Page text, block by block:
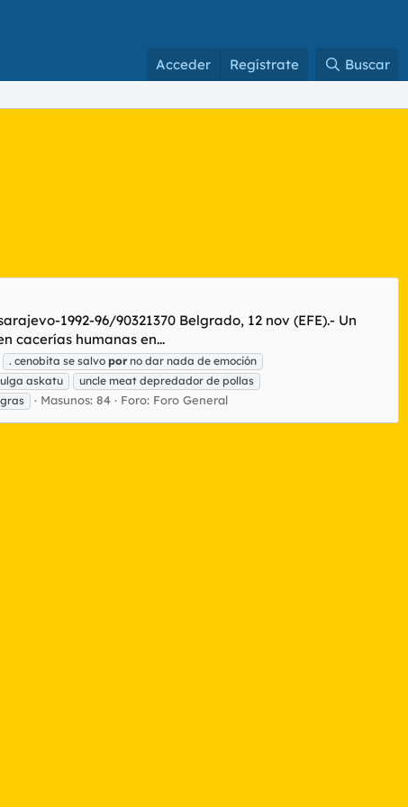
Acceder Regístrate Buscar
1992-96/90321370 Belgrado, 12 nov (EFE).- Un
cacerías humanas en...
. cenobita se salvo por no dar nada de emoción
askatu
uncle meat depredador de pollas
Masunos: 84 Foro: Foro General